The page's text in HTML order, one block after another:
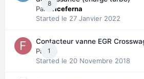
8
Par
briceferna
Started le 27 Janvier 2022
1
Contacteur vanne EGR
Parfto
Started le 20 Novembre 2018